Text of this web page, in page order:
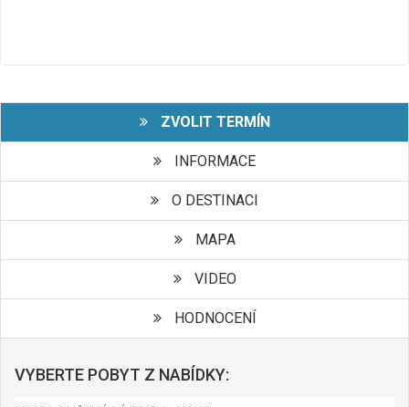
ZVOLIT TERMÍN
INFORMACE
O DESTINACI
MAPA
VIDEO
HODNOCENÍ
VYBERTE POBYT Z NABÍDKY: